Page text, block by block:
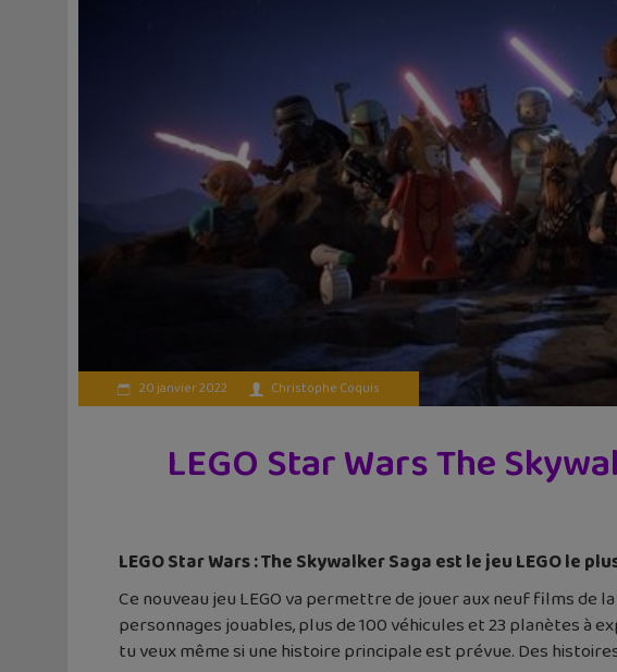
20 janvier 2022 Christophe Coquis
LEGO Star Wars The
LEGO Star Wars : The Skywalker Saga est le jeu LEGO le
Ce nouveau jeu LEGO va permettre de jouer aux neuf films de
personnages jouables, plus de 100 véhicules et 23 planètes à
tu veux même si une histoire principale est prévue. Des